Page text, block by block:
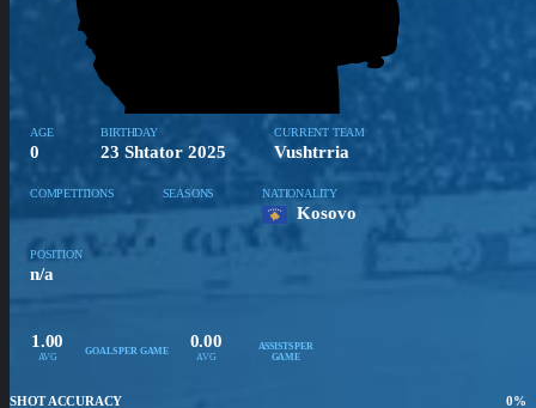
AGE
0
BIRTHDAY
23 Shtator 2025
CURRENT TEAM
Vushtrria
COMPETITIONS SEASONS NATIONALITY
Kosovo
POSITION
n/a
1.00
AVG GOALS PER GAME
0.00
AVG
ASSISTS PER
GAME
SHOT ACCURACY 0%